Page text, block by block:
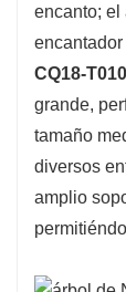
que
para
encanto; el
CQ18-
grande,
tamaño
diversos
amplio